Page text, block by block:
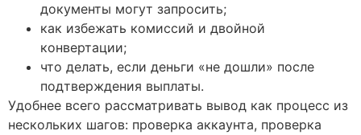
документы могут запросить;
как избежать комиссий и двойной
конвертации;
что делать, если деньги «не дошли» после
подтверждения выплаты.
Удобнее всего рассматривать вывод как процесс из
нескольких шагов: проверка аккаунта, проверка